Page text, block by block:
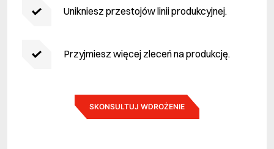
Unikniesz przestojów linii produkcyjnej.
Przyjmiesz więcej zleceń na produkcję.
SKONSULTUJ WDROŻENIE